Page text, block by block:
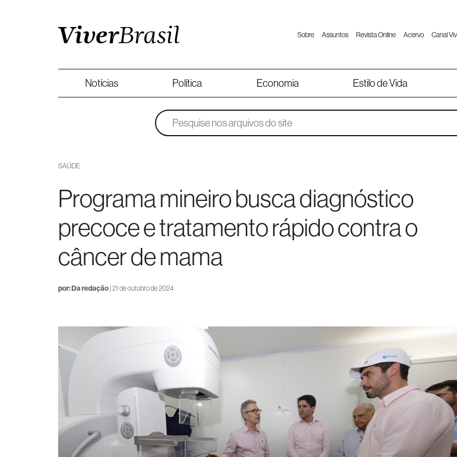
Sobre Assuntos Revista Online Acervo Canal
Notícias Política Economia Estilo de Vida
SAÚDE
Programa mineiro busca diagnóstico
precoce e tratamento rápido contra o
câncer de mama
por:Da redação| 21 de outubro de 2024